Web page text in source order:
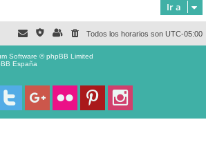
Ir a
Todos los horarios son UTC-05:00
Software © phpBB Limited
España